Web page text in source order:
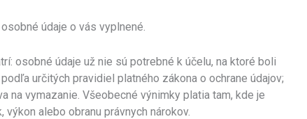
údaje o vás vyplnené.
osobné údaje už nie sú potrebné k účelu, na ktoré boli
určitých pravidiel platného zákona o ochrane údajov;
na vymazanie. Všeobecné výnimky platia tam, kde je
alebo obranu právnych nárokov.